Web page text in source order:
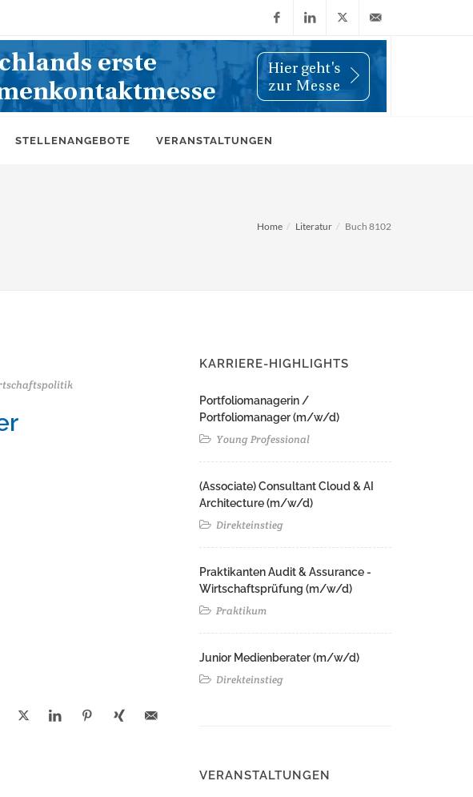
FacebookLinkedIn
X
(Twitter)
info@wiwi-
STELLENANGEBOTE VERANSTALTUNGEN
Home Literatur Buch 8102
KARRIERE-HIGHLIGHTS
Portfoliomanagerin /
Portfoliomanager (m/w/d)
Young Professional
(Associate) Consultant Cloud & AI
Architecture (m/w/d)​ ​
Direkteinstieg
Praktikanten Audit & Assurance -
Wirtschaftsprüfung (m/w/d)
Praktikum
Junior Medienberater (m/w/d)
Direkteinstieg
VERANSTALTUNGEN